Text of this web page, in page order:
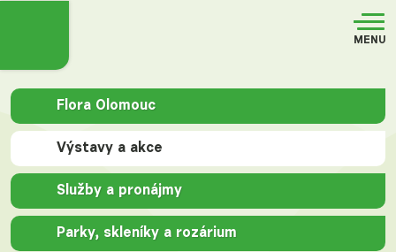
MENU
Flora Olomouc
Výstavy a akce
Služby a pronájmy
Parky, skleníky a rozárium